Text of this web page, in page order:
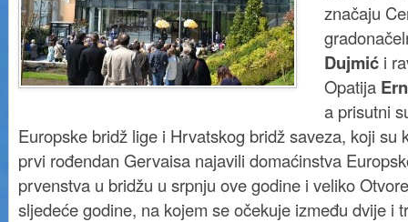
značaju
Dujmić i
Opatija
a prisutni
Europske bridž lige i Hrvatskog bridž saveza, koji su
prvi rođendan Gervaisa najavili domaćinstva
prvenstva u bridžu u srpnju ove godine i veliko
sljedeće godine, na kojem se očekuje između dvije i